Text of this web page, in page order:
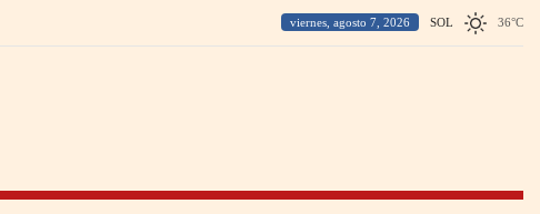
viernes, agosto 7, 2026 SOL 36°C